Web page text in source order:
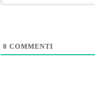
0 COMMENTI